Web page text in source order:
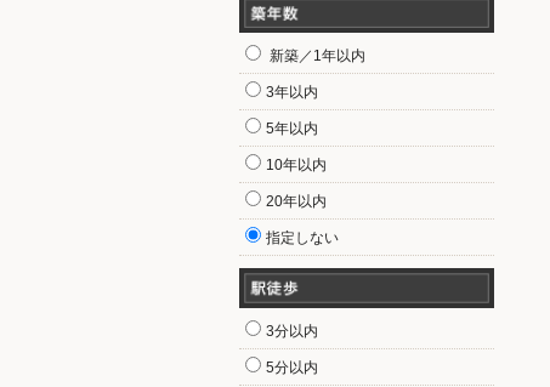
新築／1年以内
3年以内
5年以内
10年以内
20年以内
指定しない
3分以内
5分以内